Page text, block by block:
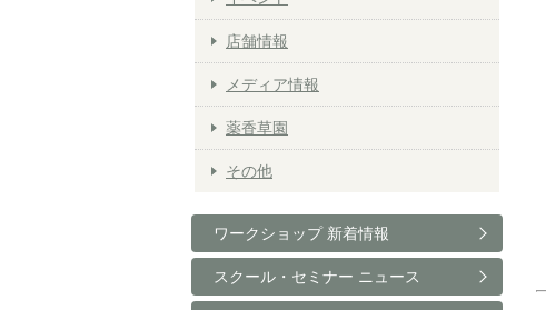
店舗情報
メディア情報
薬香草園
その他
ワークショップ 新着情報
スクール・セミナー ニュース